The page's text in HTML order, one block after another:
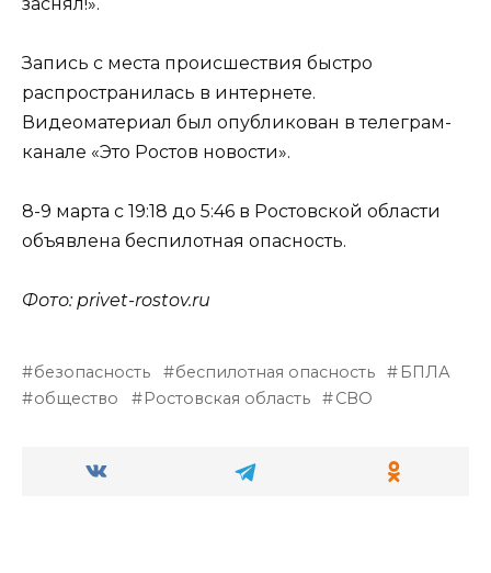
Запись с места происшествия быстро
распространилась в интернете.
Видеоматериал был опубликован в телеграм-
канале «Это Ростов новости».
8-9 марта с 19:18 до 5:46 в Ростовской области
объявлена беспилотная опасность.
Фото: privet-rostov.ru
безопасность беспилотная опасность
БПЛА
общество
Ростовская область СВО